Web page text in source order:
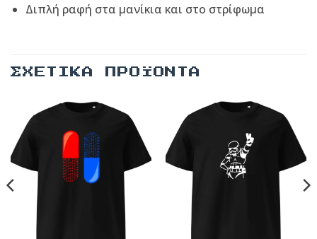
Διπλή ραφή στα μανίκια και στο στρίφωμα
ΣΧΕΤΙΚΆ ΠΡΟΪΌΝΤΑ